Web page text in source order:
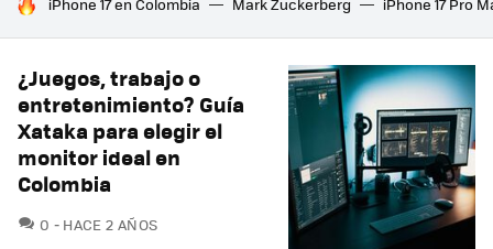
¿Juegos, trabajo o
entretenimiento? Guía
Xataka para elegir el
monitor ideal en
Colombia
0 COMENTARIOS
HACE 2 AÑOS